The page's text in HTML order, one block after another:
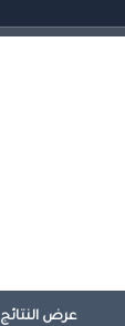
عرض النتائج